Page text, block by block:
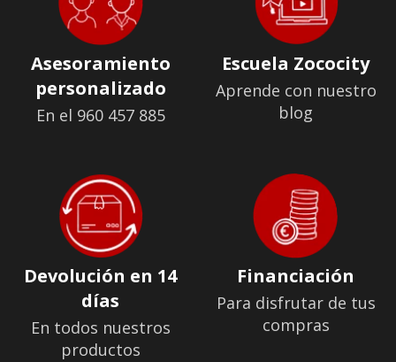
Asesoramiento
personalizado
En el 960 457 885
Escuela Zococity
Aprende con nuestro
blog
Devolución en 14
días
En todos nuestros
productos
Financiación
Para disfrutar de tus
compras